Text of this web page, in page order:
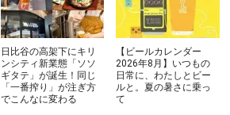
日比谷の高架下にキリ
ンシティ新業態「ソソ
ギタテ」が誕生！同じ
「一番搾り」が注ぎ方
でこんなに変わる
【ビールカレンダー
2026年8月】いつもの
日常に、わたしとビー
ルと。夏の暑さに乗っ
て